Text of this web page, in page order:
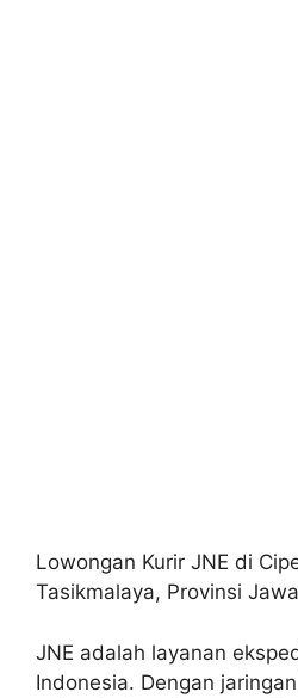
Lowongan Kurir JNE di
Tasikmalaya, Provinsi
JNE adalah layanan
Indonesia. Dengan